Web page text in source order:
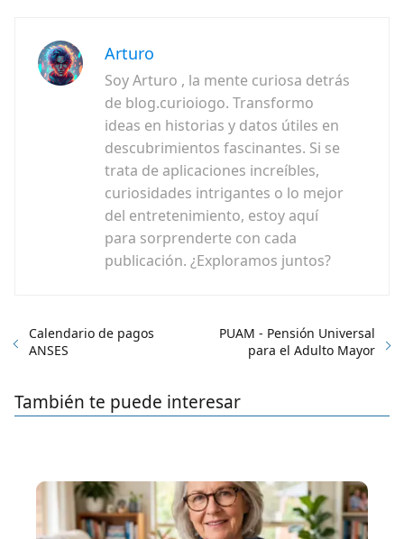
Arturo
Soy Arturo , la mente curiosa detrás
de blog.curioiogo. Transformo
ideas en historias y datos útiles en
descubrimientos fascinantes. Si se
trata de aplicaciones increíbles,
curiosidades intrigantes o lo mejor
del entretenimiento, estoy aquí
para sorprenderte con cada
publicación. ¿Exploramos juntos?
Calendario de pagos
ANSES
PUAM - Pensión Universal
para el Adulto Mayor
También te puede interesar